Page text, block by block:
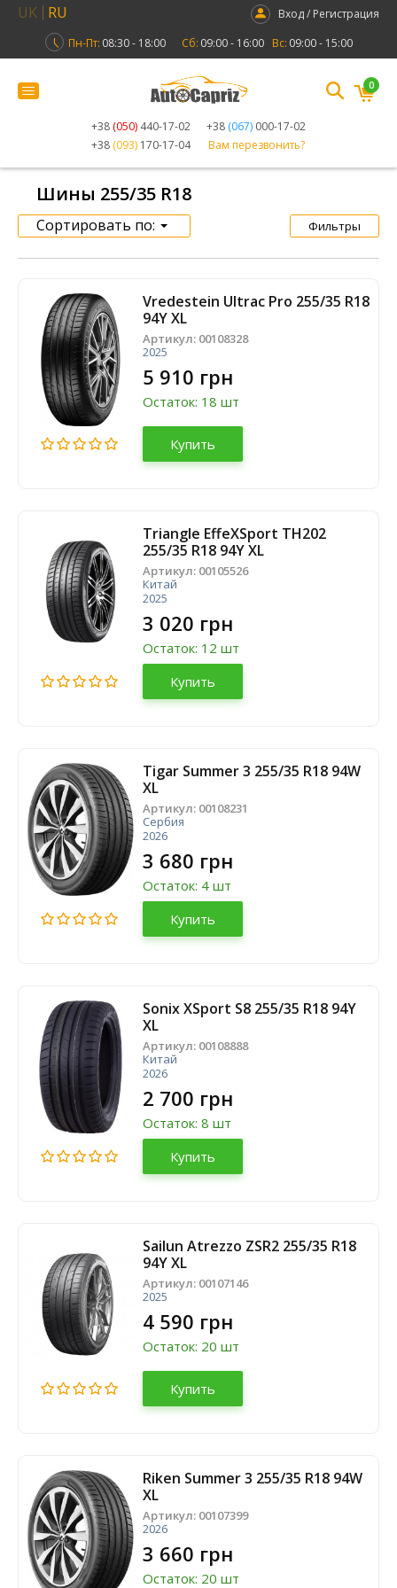
UK RU
Вход / Регистрация
Пн-Пт: 08:30 - 18:00 Сб: 09:00 - 16:00 Вс: 09:00 - 15:00
+38 (050) 440-17-02 +38 (067) 000-17-02
+38 (093) 170-17-04 Вам перезвонить?
0
Шины 255/35 R18
Сортировать по: Фильтры
Vredestein Ultrac Pro 255/35 R18
94Y XL
Артикул: 00108328
2025
5 910 грн
Остаток: 18 шт
Купить
Triangle EffeXSport TH202
255/35 R18 94Y XL
Артикул: 00105526
Китай
2025
3 020 грн
Остаток: 12 шт
Купить
Tigar Summer 3 255/35 R18 94W
XL
Артикул: 00108231
Сербия
2026
3 680 грн
Остаток: 4 шт
Купить
Sonix XSport S8 255/35 R18 94Y
XL
Артикул: 00108888
Китай
2026
2 700 грн
Остаток: 8 шт
Купить
Sailun Atrezzo ZSR2 255/35 R18
94Y XL
Артикул: 00107146
2025
4 590 грн
Остаток: 20 шт
Купить
Riken Summer 3 255/35 R18 94W
XL
Артикул: 00107399
2026
3 660 грн
Остаток: 20 шт